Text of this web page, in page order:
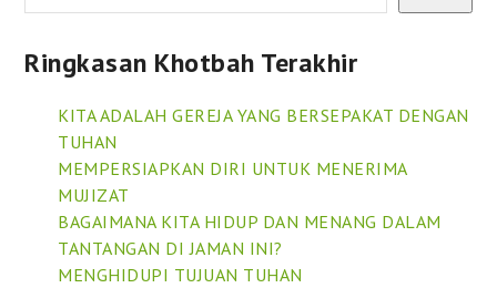
Ringkasan Khotbah Terakhir
KITA ADALAH GEREJA YANG BERSEPAKAT DENGAN
TUHAN
MEMPERSIAPKAN DIRI UNTUK MENERIMA
MUJIZAT
BAGAIMANA KITA HIDUP DAN MENANG DALAM
TANTANGAN DI JAMAN INI?
MENGHIDUPI TUJUAN TUHAN